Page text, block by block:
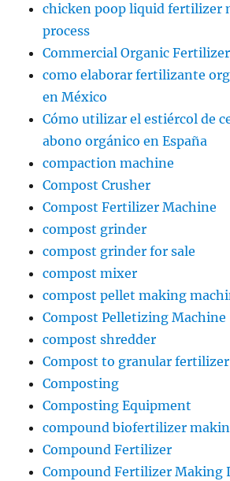
chicken poop liquid fertilizer
process
Commercial Organic
como elaborar fertilizante
en México
Cómo utilizar el estiércol de
abono orgánico en España
compaction machine
Compost Crusher
Compost Fertilizer Machine
compost grinder
compost grinder for sale
compost mixer
compost pellet making
Compost Pelletizing Machine
compost shredder
Compost to granular fertilizer
Composting
Composting Equipment
compound biofertilizer
Compound Fertilizer
Compound Fertilizer Making